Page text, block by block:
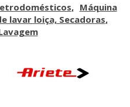
Máquina
lavar loiça, Secadoras